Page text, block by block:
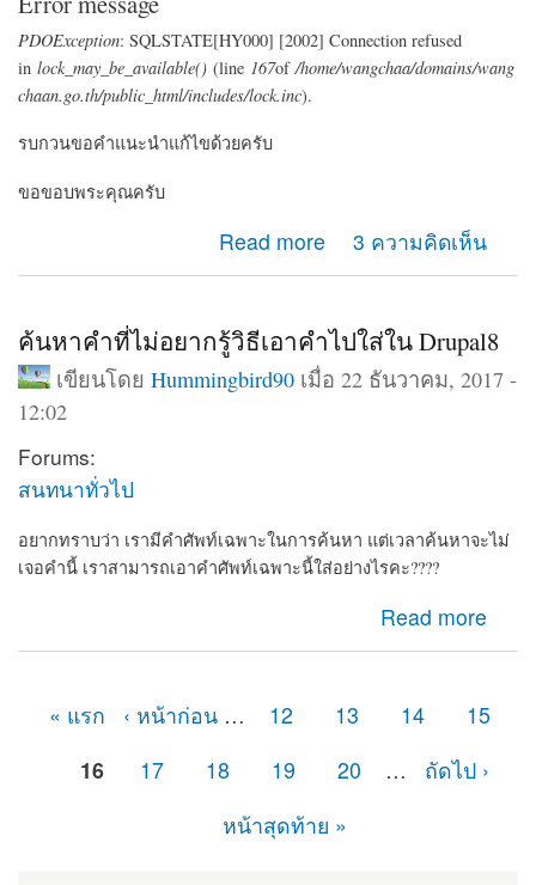
PDOException: SQLSTATE[HY000] [2002] Connection refused
in lock_may_be_available() (line 167of/home/wangchaa/domains/wang
chaan.go.th/public_html/includes/lock.inc).
รบกวนขอคำแนะนำแก้ไขด้วยครับ
ขอขอบพระคุณครับ
Read more 3 ความคิดเห็น
ค้นหาคำที่ไม่อยากรู้วิธีเอาคำไปใส่ใน Drupal8
เขียนโดย Hummingbird90เมื่อ 22 ธันวาคม, 2017 -
12:02
Forums:
สนทนาทั่วไป
อยากทราบว่า เรามีคำศัพท์เฉพาะในการค้นหา แต่เวลาค้นหาจะไม่
เจอคำนี้ เราสามารถเอาคำศัพท์เฉพาะนี้ใส่อย่างไรคะ????
Read more
about ค้นหาคำที่ไม่อยากรู้วิธีเอาคำไปใส่ใน Drupal8
« แรก ‹ หน้าก่อน … 12 13 14
15
16
17 18 19 20 …
ถัดไป ›
หน้าสุดท้าย »